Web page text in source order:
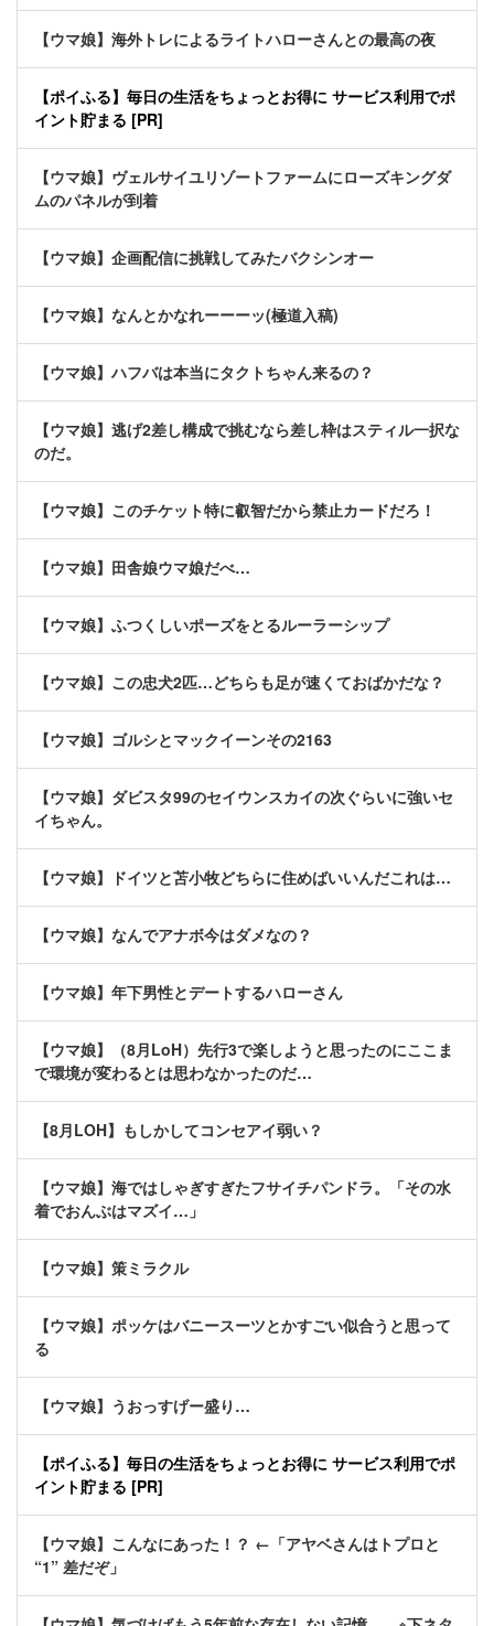
【ウマ娘】海外トレによるライトハローさんとの最高の夜
【ポイふる】毎日の生活をちょっとお得に サービス利用でポ
イント貯まる [PR]
【ウマ娘】ヴェルサイユリゾートファームにローズキングダ
ムのパネルが到着
【ウマ娘】企画配信に挑戦してみたバクシンオー
【ウマ娘】なんとかなれーーーッ(極道入稿)
【ウマ娘】ハフバは本当にタクトちゃん来るの？
【ウマ娘】逃げ2差し構成で挑むなら差し枠はスティル一択な
のだ。
【ウマ娘】このチケット特に叡智だから禁止カードだろ！
【ウマ娘】田舎娘ウマ娘だべ…
【ウマ娘】ふつくしいポーズをとるルーラーシップ
【ウマ娘】この忠犬2匹…どちらも足が速くておばかだな？
【ウマ娘】ゴルシとマックイーンその2163
【ウマ娘】ダビスタ99のセイウンスカイの次ぐらいに強いセ
イちゃん。
【ウマ娘】ドイツと苫小牧どちらに住めばいいんだこれは…
【ウマ娘】なんでアナボ今はダメなの？
【ウマ娘】年下男性とデートするハローさん
【ウマ娘】（8月LoH）先行3で楽しようと思ったのにここま
で環境が変わるとは思わなかったのだ…
【8月LOH】もしかしてコンセアイ弱い？
【ウマ娘】海ではしゃぎすぎたフサイチパンドラ。「その水
着でおんぶはマズイ…」
【ウマ娘】策ミラクル
【ウマ娘】ポッケはバニースーツとかすごい似合うと思って
る
【ウマ娘】うおっすげー盛り…
【ポイふる】毎日の生活をちょっとお得に サービス利用でポ
イント貯まる [PR]
【ウマ娘】こんなにあった！？ ←「アヤベさんはトプロと
“1” 差だぞ」